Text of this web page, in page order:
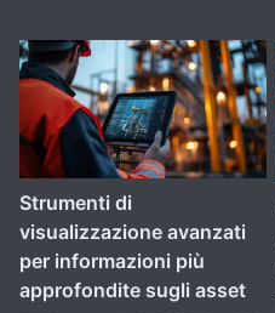
Strumenti di
visualizzazione avanzati
per informazioni più
approfondite sugli asset